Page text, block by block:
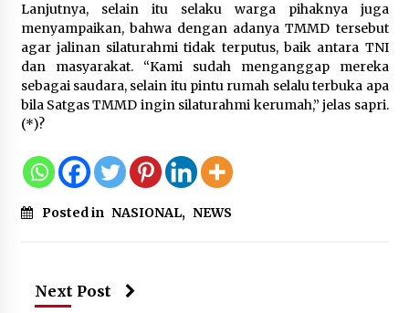
KKM Universitas Bina Bangsa
Kelompok 83 Laksanakan
Pendampingan Pembuatan Spanduk
Sebagai Upaya Memperkuat
Pemasaran UMKM di Desa Cempaka
6 Agustus 2026
Jaga Kebugaran Petugas, Lapas
Kelas I Tangerang Gelar Cek
Kesehatan Gratis dan Skrining TB
Lanjutan
Lanjutnya, selain itu selaku warga pihaknya juga
menyampaikan, bahwa dengan adanya TMMD tersebut
agar jalinan silaturahmi tidak terputus, baik antara TNI
dan masyarakat. “Kami sudah menganggap mereka
sebagai saudara, selain itu pintu rumah selalu terbuka apa
bila Satgas TMMD ingin silaturahmi kerumah,” jelas sapri.
(*)?
Posted in NASIONAL, NEWS
Next Post